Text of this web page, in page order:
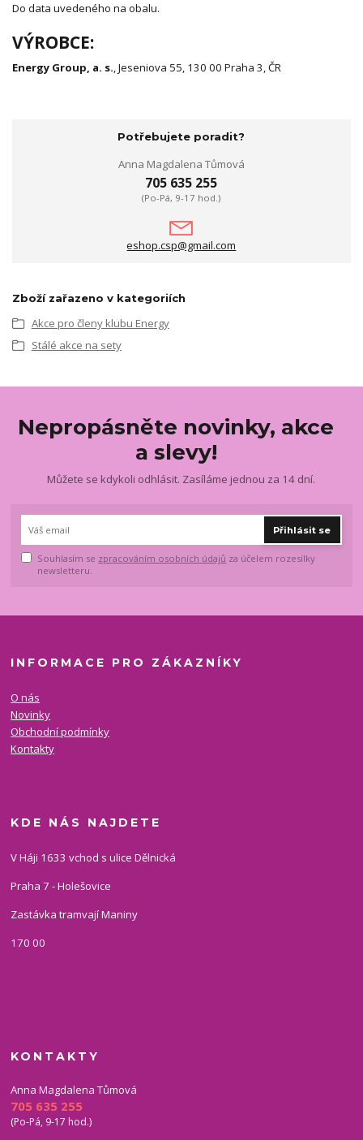
Do data uvedeného na obalu.
VÝROBCE:
Energy Group, a. s., Jeseniova 55, 130 00 Praha 3, ČR
Potřebujete poradit?
Anna Magdalena Tůmová
705 635 255
(Po-Pá, 9-17 hod.)
eshop.csp@gmail.com
Zboží zařazeno v kategoriích
Akce pro členy klubu Energy
Stálé akce na sety
Nepropásněte novinky, akce
a slevy!
Můžete se kdykoli odhlásit. Zasíláme jednou za 14 dní.
Přihlásit se
Souhlasím se zpracováním osobních údajů za účelem rozesílky
newsletteru.
INFORMACE PRO ZÁKAZNÍKY
O nás
Novinky
Obchodní podmínky
Kontakty
KDE NÁS NAJDETE
V Háji 1633 vchod s ulice Dělnická
Praha 7 - Holešovice
Zastávka tramvají Maniny
170 00
KONTAKTY
Anna Magdalena Tůmová
705 635 255
(Po-Pá, 9-17 hod.)